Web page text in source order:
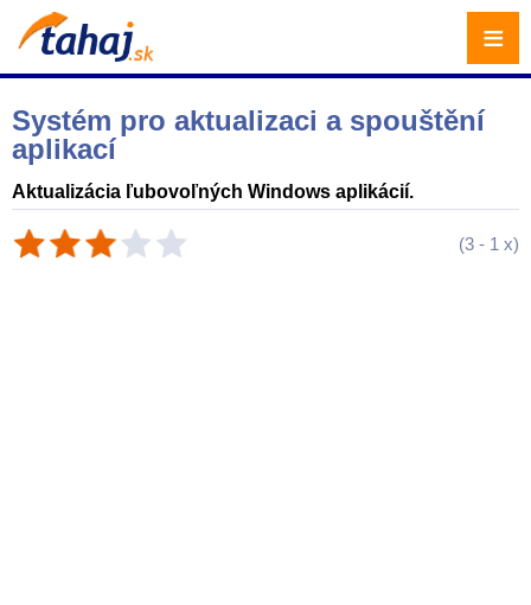
Systém pro aktualizaci a spouštění
aplikací
Aktualizácia ľubovoľných Windows aplikácií.
(3 - 1 x)
≡